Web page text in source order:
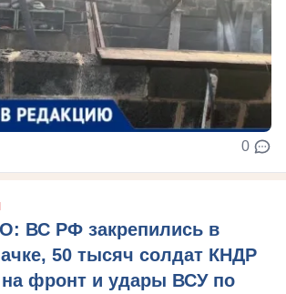
0
ВС РФ закрепились в
50 тысяч солдат КНДР
на фронт и удары ВСУ по